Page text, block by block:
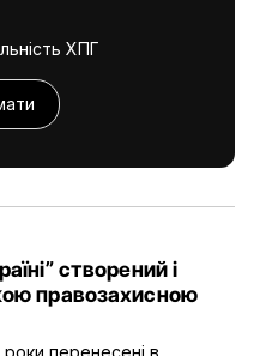
ХПГ
створений і
правозахисною
роки перенесені в